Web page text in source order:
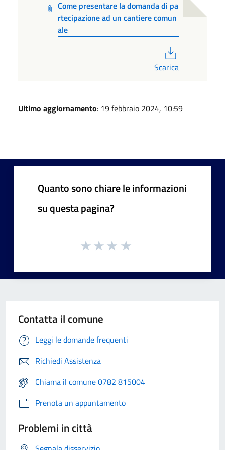
Come presentare la domanda di pa
rtecipazione ad un cantiere comun
ale
Scarica
Ultimo aggiornamento: 19 febbraio 2024, 10:59
Quanto sono chiare le informazioni
su questa pagina?
Contatta il comune
Leggi le domande frequenti
Richiedi Assistenza
Chiama il comune 0782 815004
Prenota un appuntamento
Problemi in città